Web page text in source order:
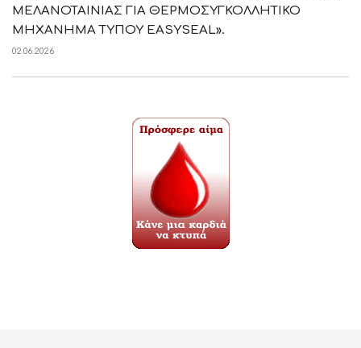
ΜΕΛΑΝΟΤΑΙΝΙΑΣ ΓΙΑ ΘΕΡΜΟΣΥΓΚΟΛΛΗΤΙΚΟ
ΜΗΧΑΝΗΜΑ ΤΥΠΟΥ EASYSEAL».
02.06.2026